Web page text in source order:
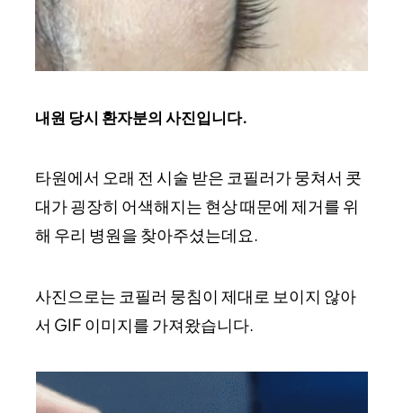
내원 당시 환자분의 사진입니다.
타원에서 오래 전 시술 받은 코필러가 뭉쳐서 콧
대가 굉장히 어색해지는 현상 때문에 제거를 위
해 우리 병원을 찾아주셨는데요.
사진으로는 코필러 뭉침이 제대로 보이지 않아
서 GIF 이미지를 가져왔습니다.